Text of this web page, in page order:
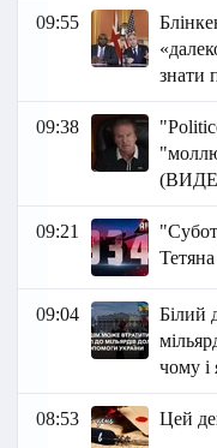
09:55
знати
09:38
09:21
09:04
Білий
чому і
08:53 Цей